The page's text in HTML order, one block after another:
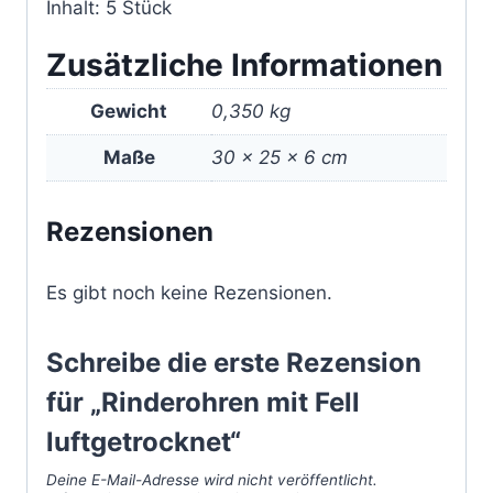
Inhalt: 5 Stück
Zusätzliche Informationen
Gewicht 0,350 kg
Maße 30 × 25 × 6 cm
Rezensionen
Es gibt noch keine Rezensionen.
Schreibe die erste Rezension
für „Rinderohren mit Fell
luftgetrocknet“
Deine E-Mail-Adresse wird nicht veröffentlicht.